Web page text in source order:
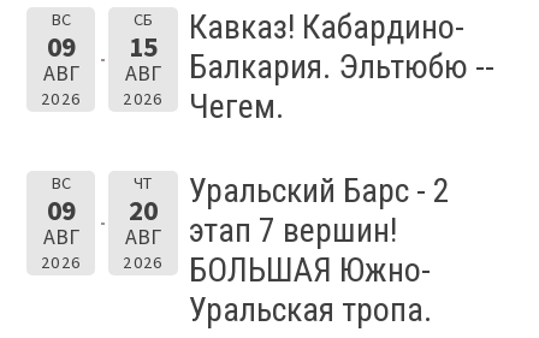
ВС
09
АВГ
2026
СБ
15
АВГ
2026
Кавказ! Кабардино-
Балкария. Эльтюбю --
Чегем.
ВС
09
АВГ
2026
ЧТ
20
АВГ
2026
Уральский Барс - 2
этап 7 вершин!
БОЛЬШАЯ Южно-
Уральская тропа.